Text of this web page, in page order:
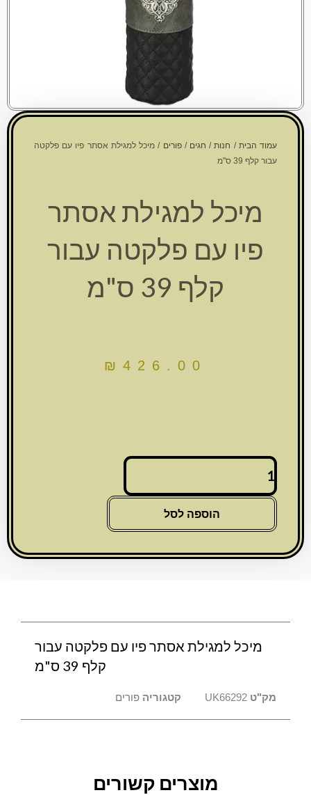
עמוד הבית / חנות/ חגים /פורים / מיכל למגילת אסתר פיו עם פלקטה
עבור קלף 39 ס"מ
מיכל למגילת אסתר
פיו עם פלקטה עבור
קלף 39 ס"מ
₪ 426.00
כמות
של
מיכל
אסתר
עם
הוספה לסל
מיכל למגילת אסתר פיו עם פלקטה עבור
קלף 39 ס"מ
מק"ט UK66292 קטגוריה פורים
מוצרים קשורים